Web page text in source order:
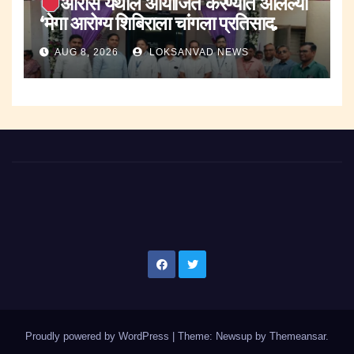
‘मेगा आरोग्य शिबिराला चांगला प्रतिसाद.
AUG 8, 2026 LOKSANVAD NEWS
Proudly powered by WordPress Theme: Newsup by Themeansar.